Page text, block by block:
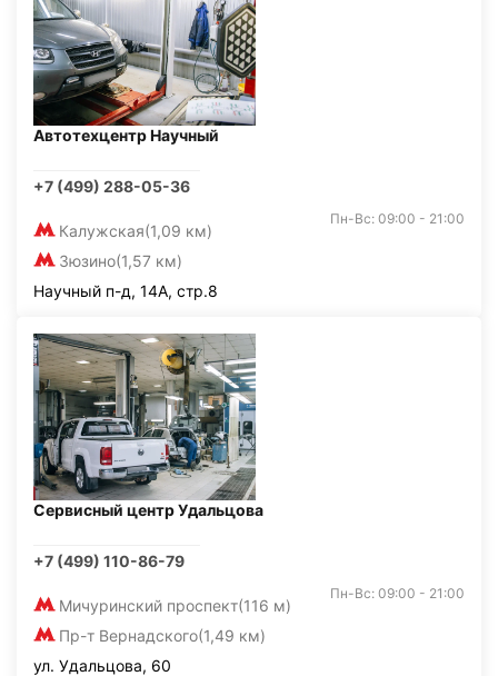
Автотехцентр Научный
+7 (499) 288-05-36
Калужская(1,09 км)
Зюзино(1,57 км)
Пн-Вс: 09:00 - 21:00
Научный п-д, 14А, стр.8
Сервисный центр Удальцова
+7 (499) 110-86-79
Мичуринский проспект(116 м)
Пр-т Вернадского(1,49 км)
Пн-Вс: 09:00 - 21:00
ул. Удальцова, 60